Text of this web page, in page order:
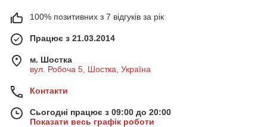
100% позитивних з 7 відгуків за рік
Працює з 21.03.2014
м. Шостка
вул. Робоча 5, Шостка, Україна
Контакти
Сьогодні працює з 09:00 до 20:00
Показати весь графік роботи